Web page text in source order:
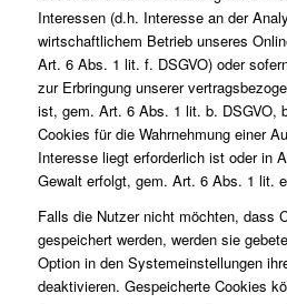
Interessen (d.h. Interesse an der
wirtschaftlichem Betrieb unseres
Art. 6 Abs. 1 lit. f. DSGVO) oder
zur Erbringung unserer
ist, gem. Art. 6 Abs. 1 lit. b. DSGVO,
Cookies für die Wahrnehmung einer
Interesse liegt erforderlich ist oder in
Gewalt erfolgt, gem. Art. 6 Abs. 1 lit.
Falls die Nutzer nicht möchten, dass
gespeichert werden, werden sie
Option in den Systemeinstellungen
deaktivieren. Gespeicherte Cookies